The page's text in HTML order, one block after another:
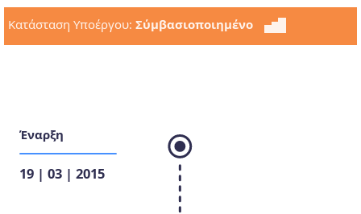
Κατάσταση Υποέργου: Σύμβασιοποιημένο
Έναρξη
19 | 03 | 2015